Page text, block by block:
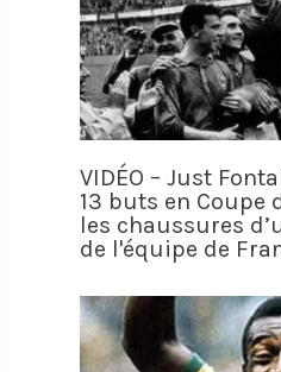
VIDÉO – Just
13 buts en Coupe
les chaussures
de l'équipe de